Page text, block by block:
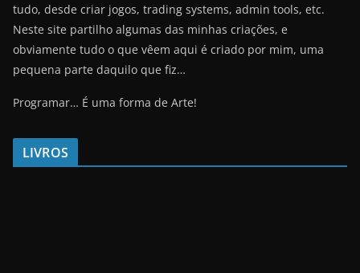
tudo, desde criar jogos, trading systems, admin tools, etc.
Neste site partilho algumas das minhas criações, e
obviamente tudo o que vêem aqui é criado por mim, uma
pequena parte daquilo que fiz…
Programar… É uma forma de Arte!
LIVROS